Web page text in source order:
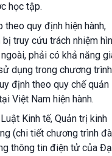
học tập.
quy định hiện hành,
truy cứu trách nhiệm
phải có khả năng
dụng trong chương trình
định theo quy chế quản
Việt Nam hiện hành.
Kinh tế, Quản trị kinh
(chi tiết chương trình
thông tin điện tử của